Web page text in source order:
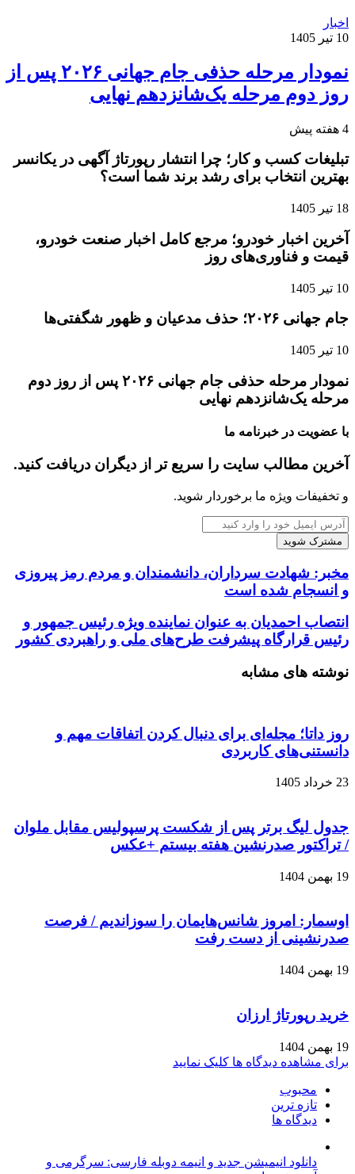
اخبار
10 تیر 1405
نمودار مرحله حذفی جام جهانی ۲۰۲۶ پس از
روز دوم مرحله یک‌شانزدهم نهایی
4 هفته پیش
تبلیغات کسب و کار؛ چرا انتشار رپورتاژ آگهی در یکانسر
بهترین انتخاب برای رشد برند شما است؟
18 تیر 1405
آخرین اخبار خودرو؛ مرجع کامل اخبار صنعت خودرو،
قیمت و فناوری‌های روز
10 تیر 1405
جام جهانی ۲۰۲۶؛ حذف مدعیان و ظهور شگفتی‌ها
10 تیر 1405
نمودار مرحله حذفی جام جهانی ۲۰۲۶ پس از روز دوم
مرحله یک‌شانزدهم نهایی
با عضویت در خبرنامه ما
آخرین مطالب سایت را سریع تر از دیگران دریافت کنید.
و تخفیفات ویژه ما برخوردار شوید.
آدرس
ایمیل
خود
وارد
کنید
مخبر: شهادت سرداران، دانشمندان و مردم رمز پیروزی
و انسجام شده است
انتصاب احمدیان به عنوان نماینده ویژه رئیس جمهور و
رئیس قرارگاه پیشرفت طرح‌های ملی و راهبردی کشور
نوشته های مشابه
روز داتا؛ مجله‌ای برای دنبال کردن اتفاقات مهم و
دانستنی‌های کاربردی
23 خرداد 1405
جدول لیگ برتر پس از شکست پرسپولیس مقابل ملوان
/ تراکتور صدرنشین هفته بیستم +عکس
19 بهمن 1404
اوسمار: امروز شانس‌هایمان را سوزاندیم / فرصت
صدرنشینی از دست رفت
19 بهمن 1404
خرید رپورتاژ ارزان
19 بهمن 1404
برای مشاهده دیدگاه ها کلیک نمایید
محبوب
تازه ترین
دیدگاه ها
دانلود انیمیشن جدید و انیمه دوبله فارسی: سرگرمی و